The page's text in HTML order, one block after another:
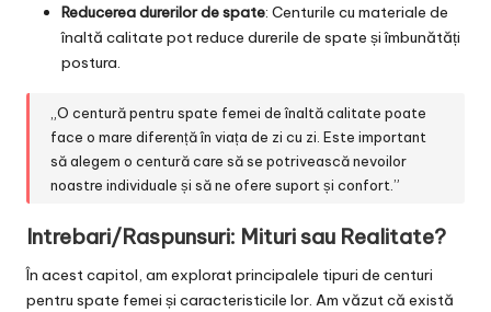
Reducerea durerilor de spate: Centurile cu materiale de
înaltă calitate pot reduce durerile de spate și îmbunătăți
postura.
„O centură pentru spate femei de înaltă calitate poate
face o mare diferență în viața de zi cu zi. Este important
să alegem o centură care să se potrivească nevoilor
noastre individuale și să ne ofere suport și confort.”
Intrebari/Raspunsuri: Mituri sau Realitate?
În acest capitol, am explorat principalele tipuri de centuri
pentru spate femei și caracteristicile lor. Am văzut că există